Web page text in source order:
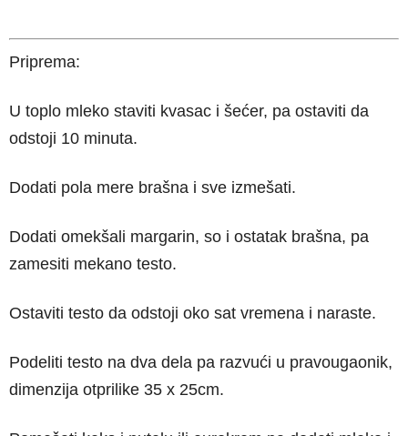
Priprema:
U toplo mleko staviti kvasac i šećer, pa ostaviti da
odstoji 10 minuta.
Dodati pola mere brašna i sve izmešati.
Dodati omekšali margarin, so i ostatak brašna, pa
zamesiti mekano testo.
Ostaviti testo da odstoji oko sat vremena i naraste.
Podeliti testo na dva dela pa razvući u pravougaonik,
dimenzija otprilike 35 x 25cm.